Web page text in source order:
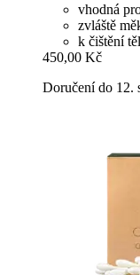
vhodná
zvláště
k čištění
450,00 Kč
Doručení do 12.